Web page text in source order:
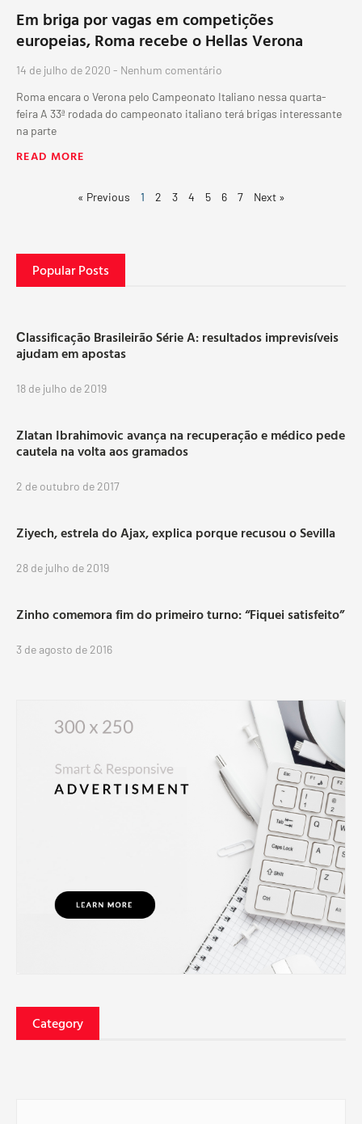
Em briga por vagas em competições
europeias, Roma recebe o Hellas Verona
14 de julho de 2020
Nenhum comentário
Roma encara o Verona pelo Campeonato Italiano nessa quarta-
feira A 33ª rodada do campeonato italiano terá brigas interessante
na parte
READ MORE
« Previous 1 2 3 4 5 6 7 Next »
Popular Posts
Сlassificação Brasileirão Série A: resultados imprevisíveis
ajudam em apostas
18 de julho de 2019
Zlatan Ibrahimovic avança na recuperação e médico pede
cautela na volta aos gramados
2 de outubro de 2017
Ziyech, estrela do Ajax, explica porque recusou o Sevilla
28 de julho de 2019
Zinho comemora fim do primeiro turno: “Fiquei satisfeito”
3 de agosto de 2016
Category